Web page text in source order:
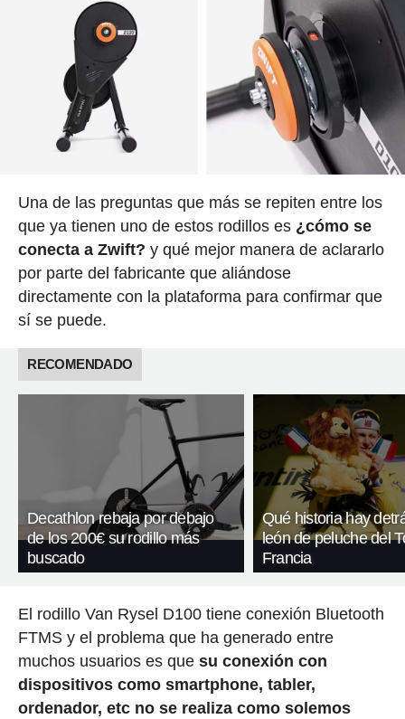
Una de las preguntas que más se repiten entre los
que ya tienen uno de estos rodillos es ¿cómo se
conecta a Zwift? y qué mejor manera de aclararlo
por parte del fabricante que aliándose
directamente con la plataforma para confirmar que
sí se puede.
RECOMENDADO
Decathlon rebaja por debajo
de los 200€ su rodillo más
buscado
Qué historia hay
león de peluche del
Francia
El rodillo Van Rysel D100 tiene conexión Bluetooth
FTMS y el problema que ha generado entre
muchos usuarios es que su conexión con
dispositivos como smartphone, tabler,
ordenador, etc no se realiza como solemos